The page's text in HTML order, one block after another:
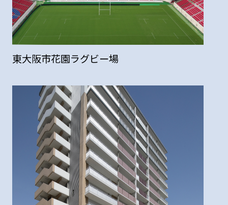
東大阪市花園ラグビー場